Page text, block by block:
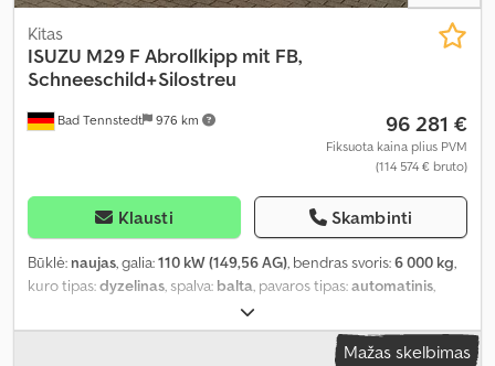
Bad Tennstedt 976 km
Kitas
ISUZU M29 F Abrollkipp mit FB,
Schneeschild+Silostreu
96 281 €
Fiksuota kaina plius PVM
(114 574 € bruto)
Klausti Skambinti
Būklė: naujas, galia:110 kW (149,56 AG), bendras svoris:6 000 kg,
kuro tipas:dyzelinas, spalva: balta, pavaros tipas:automatinis,
1 900 mm, krovimo vietos ilgis:
krovos erdvės aukštis:2 180 mm, bendras plotis:1 880 mm, sėdimų
ABS, centrinis užraktas, elektroninė
Mažas skelbimas